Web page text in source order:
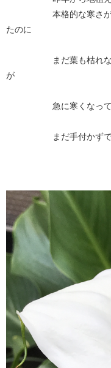
本格的な寒さが来る
たのに
まだ葉も枯れないま
が
急に寒くなって
まだ手付かずで